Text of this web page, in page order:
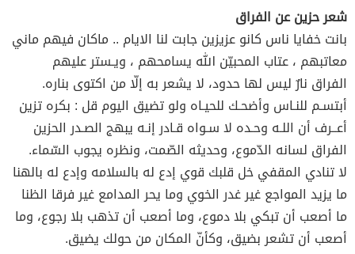
شعر حزين عن الفراق
بانت خفايا ناس كانو عزيزين جابت لنا الايام .. ماكان فيهم ماني
معاتبهم ، عتاب المحبيّن الله يسامحهم ، ويـستر عليهم
الفراق نارٌ ليس لها حدود، لا يشعر به إلّا من اكتوى بناره.
أبتسـم للنـاس وأضحـك للحيـاه ولو تضيق اليوم قل : بكره تزين
أعــرف أن اللـه وحـده لا سـواه قـادر إنـه يبهج الصـدر الحزين
الفراق لسانه الدّموع، وحديثه الصّمت، ونظره يجوب السّماء.
لا تنادي المقفي خل قلبك قوي إدع له بالسلامه وإدع له بالهنا
ما يزيد المواجع غير غدر الخوي وما يحر المدامع غير فرقا الظنا
ما أصعب أن تبكي بلا دموع، وما أصعب أن تذهب بلا رجوع، وما
أصعب أن تشعر بضيق، وكأنّ المكان من حولك يضيق.